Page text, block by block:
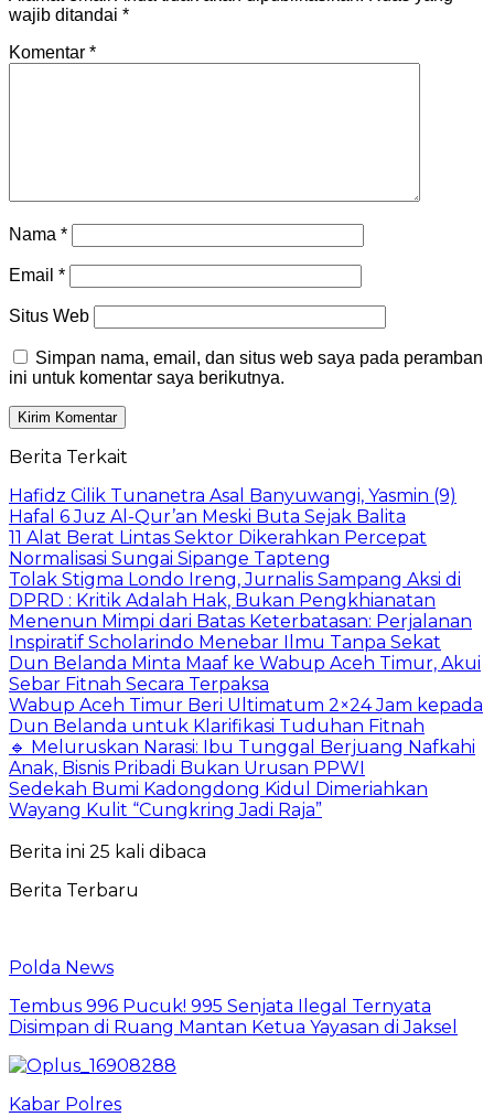
wajib ditandai *
Komentar *
Nama *
Email *
Situs Web
Simpan nama, email, dan situs web saya pada peramban
ini untuk komentar saya berikutnya.
Berita Terkait
Hafidz Cilik Tunanetra Asal Banyuwangi, Yasmin (9)
Hafal 6 Juz Al-Qur’an Meski Buta Sejak Balita
11 Alat Berat Lintas Sektor Dikerahkan Percepat
Normalisasi Sungai Sipange Tapteng
Tolak Stigma Londo Ireng, Jurnalis Sampang Aksi di
DPRD : Kritik Adalah Hak, Bukan Pengkhianatan
Menenun Mimpi dari Batas Keterbatasan: Perjalanan
Inspiratif Scholarindo Menebar Ilmu Tanpa Sekat
Dun Belanda Minta Maaf ke Wabup Aceh Timur, Akui
Sebar Fitnah Secara Terpaksa
Wabup Aceh Timur Beri Ultimatum 2×24 Jam kepada
Dun Belanda untuk Klarifikasi Tuduhan Fitnah
🔹 Meluruskan Narasi: Ibu Tunggal Berjuang Nafkahi
Anak, Bisnis Pribadi Bukan Urusan PPWI
Sedekah Bumi Kadongdong Kidul Dimeriahkan
Wayang Kulit “Cungkring Jadi Raja”
Berita ini 25 kali dibaca
Berita Terbaru
Polda News
Tembus 996 Pucuk! 995 Senjata Ilegal Ternyata
Disimpan di Ruang Mantan Ketua Yayasan di Jaksel
Kabar Polres